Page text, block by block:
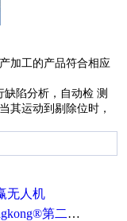
加工的产品符合相应
缺陷分析，自动检 测
其运动到剔除位时，
无人机
工程师节正式起航！